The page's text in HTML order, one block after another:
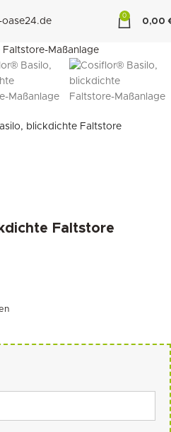
0
0,00
blickdichte Faltstore
Faltstore